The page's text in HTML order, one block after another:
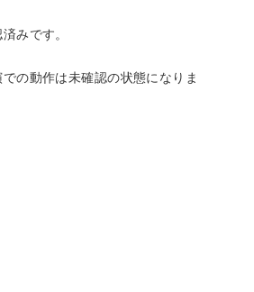
みです。
の動作は未確認の状態になりま